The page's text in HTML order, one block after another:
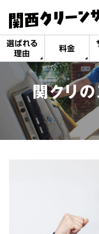
選ばれる
理由
料金
関クリ